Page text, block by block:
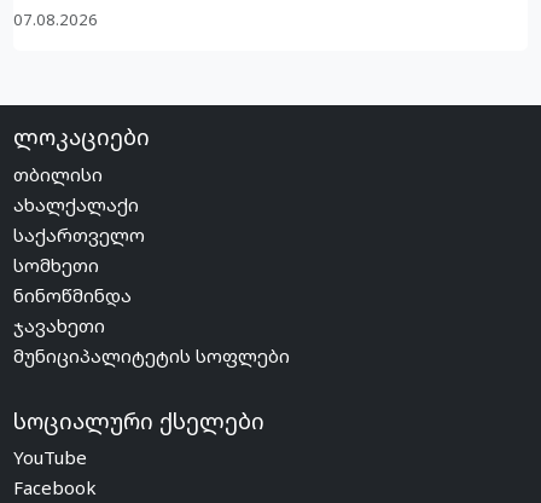
07.08.2026
ლოკაციები
თბილისი
ახალქალაქი
საქართველო
სომხეთი
ნინოწმინდა
ჯავახეთი
მუნიციპალიტეტის სოფლები
სოციალური ქსელები
YouTube
Facebook